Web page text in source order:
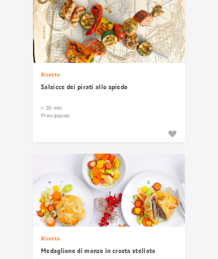
Ricetta
Salsicce dei pirati allo spiedo
< 30 min.
Principiante
Ricetta
Medaglione di manzo in crosta stellata